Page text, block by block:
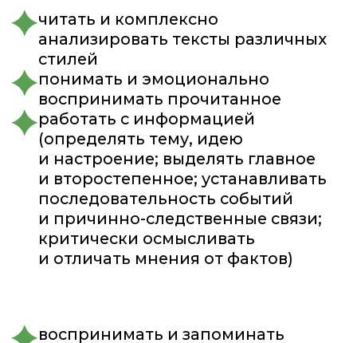
пересказывать тексты
чётко, ясно и лаконично выражать
свои мысли